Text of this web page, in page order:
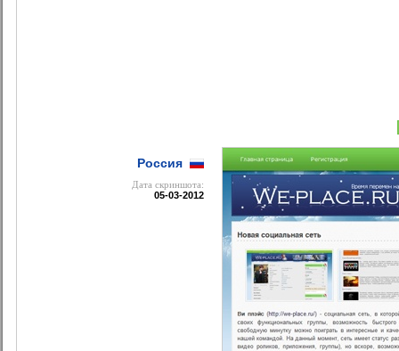
Россия
Дата cкриншота:
05-03-2012